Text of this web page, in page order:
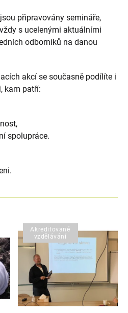
připravovány semináře,
s ucelenými aktuálními
odborníků na danou
akcí se současně podílíte i
kam patří:
spolupráce.
Akreditované
vzdělávání